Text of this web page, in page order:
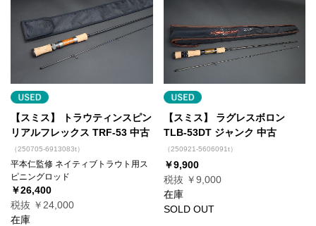
【スミス】 トラウティンスピン
リアルフレックス TRF-53 中古
（250705-6913083t）
平本仁監修 ネイティブトラウト用ス
ピニングロッド
￥26,400
税抜 ￥24,000
在庫
【スミス】 ラグレスボロン
TLB-53DT ジャンク 中古
（250921-5606091t）
￥9,900
税抜 ￥9,000
在庫
SOLD OUT